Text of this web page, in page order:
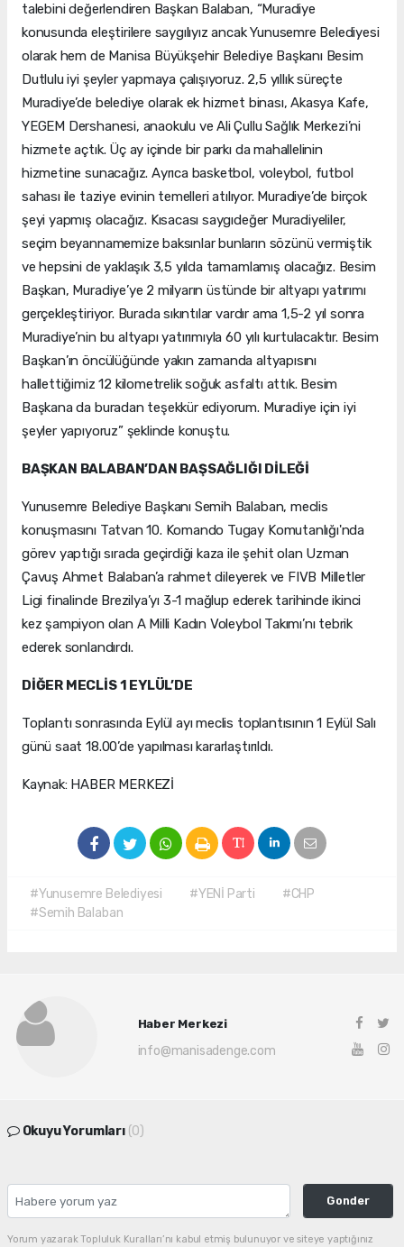
talebini değerlendiren Başkan Balaban, “Muradiye
konusunda eleştirilere saygılıyız ancak Yunusemre Belediyesi
olarak hem de Manisa Büyükşehir Belediye Başkanı Besim
Dutlulu iyi şeyler yapmaya çalışıyoruz. 2,5 yıllık süreçte
Muradiye’de belediye olarak ek hizmet binası, Akasya Kafe,
YEGEM Dershanesi, anaokulu ve Ali Çullu Sağlık Merkezi’ni
hizmete açtık. Üç ay içinde bir parkı da mahallelinin
hizmetine sunacağız. Ayrıca basketbol, voleybol, futbol
sahası ile taziye evinin temelleri atılıyor. Muradiye’de birçok
şeyi yapmış olacağız. Kısacası saygıdeğer Muradiyeliler,
seçim beyannamemize baksınlar bunların sözünü vermiştik
ve hepsini de yaklaşık 3,5 yılda tamamlamış olacağız. Besim
Başkan, Muradiye’ye 2 milyarın üstünde bir altyapı yatırımı
gerçekleştiriyor. Burada sıkıntılar vardır ama 1,5-2 yıl sonra
Muradiye’nin bu altyapı yatırımıyla 60 yılı kurtulacaktır. Besim
Başkan’ın öncülüğünde yakın zamanda altyapısını
hallettiğimiz 12 kilometrelik soğuk asfaltı attık. Besim
Başkana da buradan teşekkür ediyorum. Muradiye için iyi
şeyler yapıyoruz” şeklinde konuştu.
BAŞKAN BALABAN’DAN BAŞSAĞLIĞI DİLEĞİ
Yunusemre Belediye Başkanı Semih Balaban, meclis
konuşmasını Tatvan 10. Komando Tugay Komutanlığı'nda
görev yaptığı sırada geçirdiği kaza ile şehit olan Uzman
Çavuş Ahmet Balaban’a rahmet dileyerek ve FIVB Milletler
Ligi finalinde Brezilya’yı 3-1 mağlup ederek tarihinde ikinci
kez şampiyon olan A Milli Kadın Voleybol Takımı’nı tebrik
ederek sonlandırdı.
DİĞER MECLİS 1 EYLÜL’DE
Toplantı sonrasında Eylül ayı meclis toplantısının 1 Eylül Salı
günü saat 18.00’de yapılması kararlaştırıldı.
Kaynak: HABER MERKEZİ
#Yunusemre Belediyesi #YENİ Parti
#CHP
#Semih Balaban
Haber Merkezi
info@manisadenge.com
Okuyu Yorumları (0)
Gonder
Yorum yazarak Topluluk Kuralları’nı kabul etmiş bulunuyor ve siteye yaptığınız